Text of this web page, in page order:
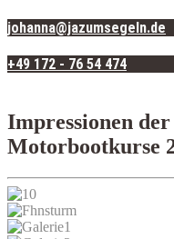
johanna@jazumsegeln.de
+49 172 - 76 54 474
Impressionen
Motorbootkurse